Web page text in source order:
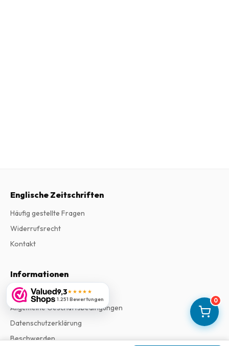
0
9,3★★★★★
1.251 Bewertungen
Englische Zeitschriften
Häufig gestellte Fragen
Widerrufsrecht
Kontakt
Informationen
Impressum
Allgemeine Geschäftsbedingungen
Datenschutzerklärung
Beschwerden